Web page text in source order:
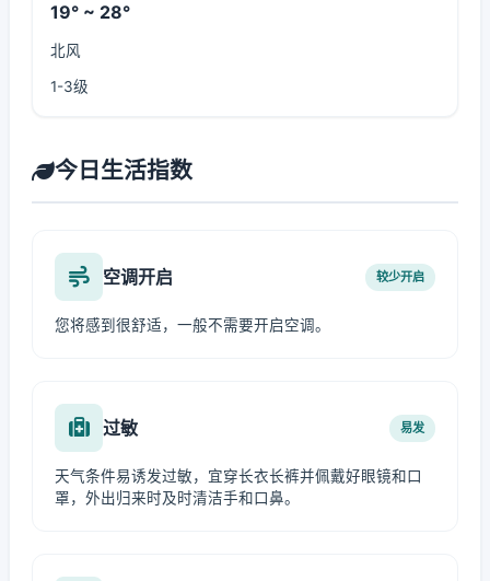
19° ~ 28°
北风
1-3级
今日生活指数
空调开启 较少开启
您将感到很舒适，一般不需要开启空调。
过敏 易发
天气条件易诱发过敏，宜穿长衣长裤并佩戴好眼镜和口
罩，外出归来时及时清洁手和口鼻。